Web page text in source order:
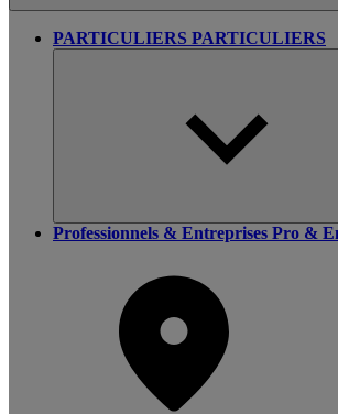
PARTICULIERS PARTICULIERS
Professionnels & Entreprises Pro &